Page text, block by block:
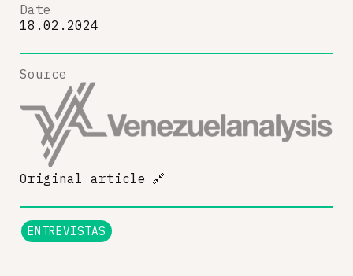
Date
18.02.2024
Source
Original article 🔗
ENTREVISTAS